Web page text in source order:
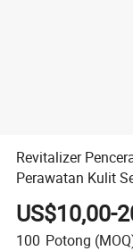
Revitalizer
Perawatan Kulit
US$10,00-
100 Potong